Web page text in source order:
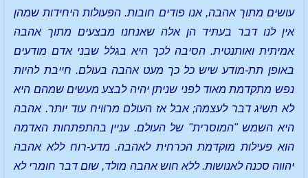
עושים מתוך אהבה, אנו פודים חובות. הפעולות היחידות שמהן
אין לנו דבר בעתיד הן אלה שאנחנו מבצעים מתוך אהבה
אמיתית ואותנטית. הסיבה לכך היא בגלל שבני אדם מודעים
באופן תת-מודע שיש כל כך מעט אהבה בעולם. חייבת להיות
נפש מתקדמת מאוד לפני שניתן יהיה לבצע מעשים שמהם היא
לא תשיג דבר לעצמה; אבל אז העולם מרוויח עוד יותר. אהבה
היא השמש "המוסרית" של העולם. עניין בהתפתחות האדמה
הוא פעילות מוקדמת הכרחית לאהבה. מדע-רוח ללא אהבה
יהווה סכנה לאנושות. ללא חוש אהבה מולד, שום דבר חומרי לא